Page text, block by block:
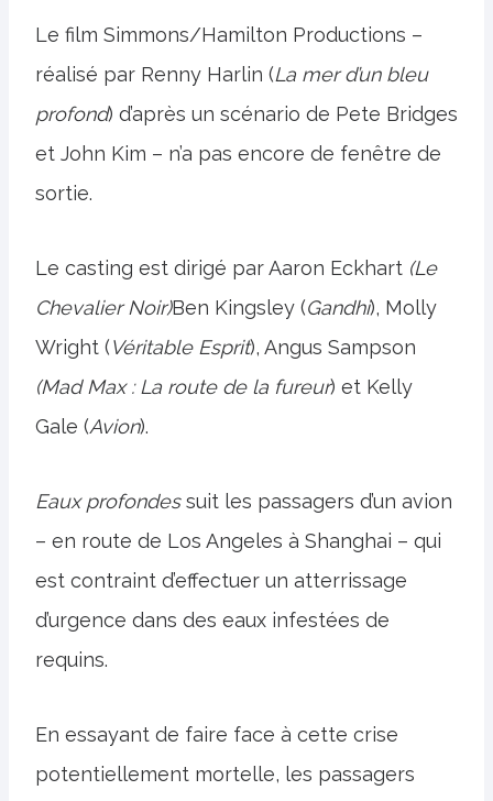
Le film Simmons/Hamilton Productions –
réalisé par Renny Harlin (La mer d’un bleu
profond) d’après un scénario de Pete Bridges
et John Kim – n’a pas encore de fenêtre de
sortie.
Le casting est dirigé par Aaron Eckhart (Le
Chevalier Noir)Ben Kingsley (Gandhi), Molly
Wright (Véritable Esprit), Angus Sampson
(Mad Max : La route de la fureur) et Kelly
Gale (Avion).
Eaux profondessuit les passagers d’un avion
– en route de Los Angeles à Shanghai – qui
est contraint d’effectuer un atterrissage
d’urgence dans des eaux infestées de
requins.
En essayant de faire face à cette crise
potentiellement mortelle, les passagers